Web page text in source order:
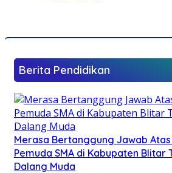
Berita Pendidikan
Merasa Bertanggung Jawab
Pemuda SMA di Kabupaten Blitar
Dalang Muda